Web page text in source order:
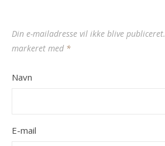
Din e-mailadresse vil ikke blive publiceret.
markeret med *
Navn
E-mail